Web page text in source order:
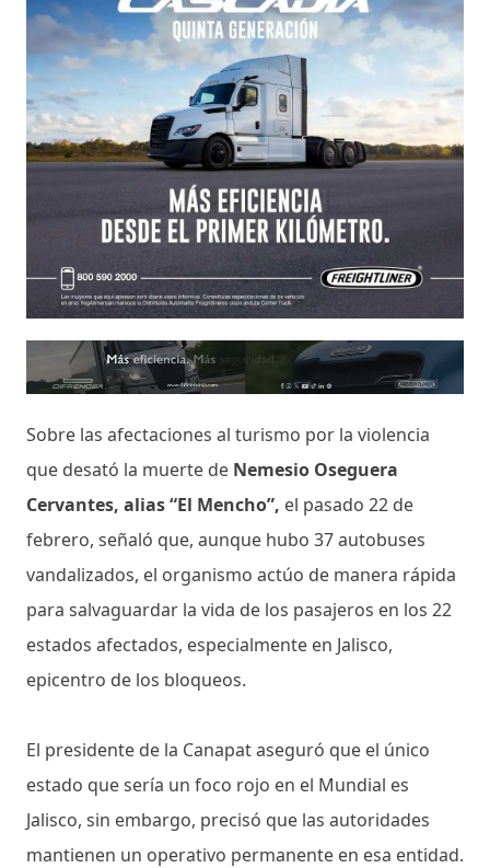
Sobre las afectaciones al turismo por la violencia
que desató la muerte de Nemesio Oseguera
Cervantes, alias “El Mencho”, el pasado 22 de
febrero, señaló que, aunque hubo 37 autobuses
vandalizados, el organismo actúo de manera rápida
para salvaguardar la vida de los pasajeros en los 22
estados afectados, especialmente en Jalisco,
epicentro de los bloqueos.
El presidente de la Canapat aseguró que el único
estado que sería un foco rojo en el Mundial es
Jalisco, sin embargo, precisó que las autoridades
mantienen un operativo permanente en esa entidad.